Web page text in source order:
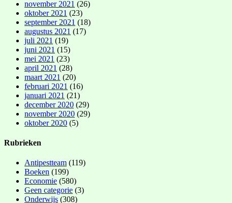
november 2021 (26)
oktober 2021 (23)
september 2021 (18)
augustus 2021 (17)
juli 2021 (19)
juni 2021 (15)
mei 2021 (23)
april 2021 (28)
maart 2021 (20)
februari 2021 (16)
januari 2021 (21)
december 2020 (29)
november 2020 (29)
oktober 2020 (5)
Rubrieken
Antipestteam (119)
Boeken (199)
Economie (580)
Geen categorie (3)
Onderwijs (308)